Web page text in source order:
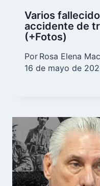
Varios
accidente de
(+Fotos)
Por Rosa Elena
16 de mayo de